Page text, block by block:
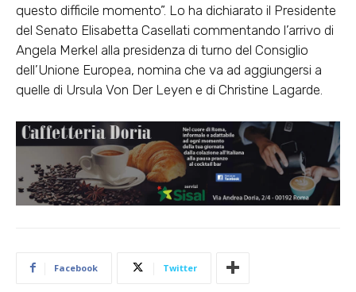
questo difficile momento”. Lo ha dichiarato il Presidente
del Senato Elisabetta Casellati commentando l’arrivo di
Angela Merkel alla presidenza di turno del Consiglio
dell’Unione Europea, nomina che va ad aggiungersi a
quelle di Ursula Von Der Leyen e di Christine Lagarde.
Facebook Twitter